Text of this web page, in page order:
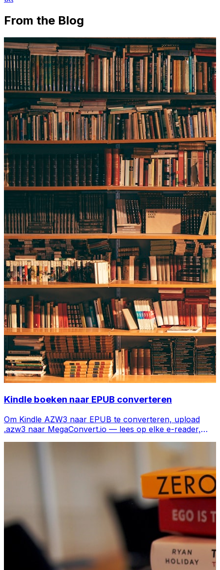
From the Blog
Kindle boeken naar EPUB converteren
Om Kindle AZW3 naar EPUB te converteren, upload
.azw3 naar MegaConvert.io — lees op elke e-reader,